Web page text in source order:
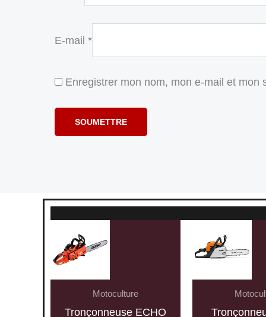
E-mail *
Enregistrer mon nom, mon e-mail et
Motoculture
Tronçonneuse ECHO